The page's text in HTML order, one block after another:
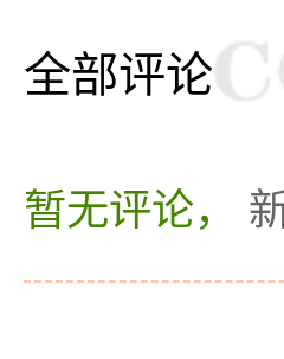
全部评论
暂无评论，